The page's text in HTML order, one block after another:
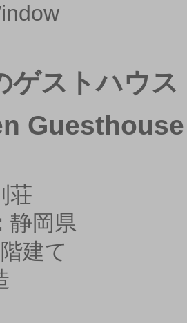
ゲストハウス
Guesthouse
荘
静岡県
建て